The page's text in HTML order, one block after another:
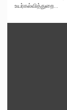
உயர்கல்வித்துறை...